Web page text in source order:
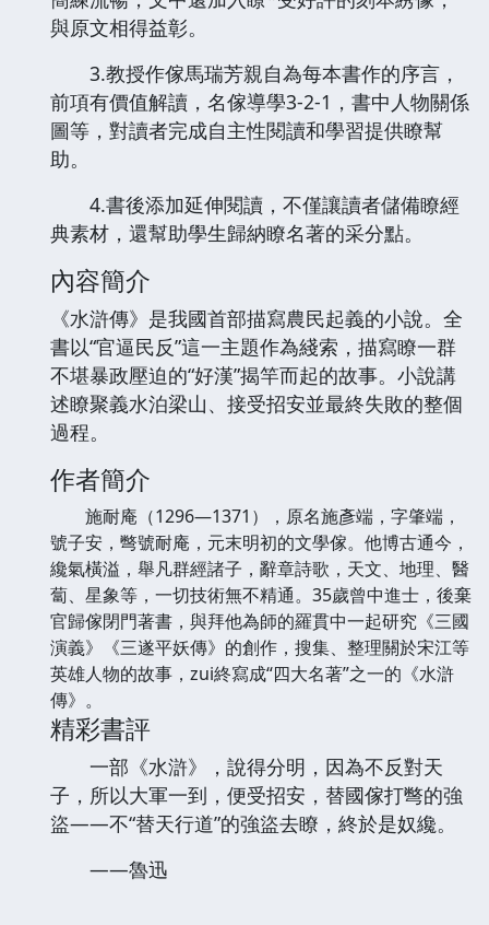
與原文相得益彰。
3.教授作傢馬瑞芳親自為每本書作的序言，
前項有價值解讀，名傢導學3-2-1，書中人物關係
圖等，對讀者完成自主性閱讀和學習提供瞭幫
助。
4.書後添加延伸閱讀，不僅讓讀者儲備瞭經
典素材，還幫助學生歸納瞭名著的采分點。
內容簡介
《水滸傳》是我國首部描寫農民起義的小說。全
書以“官逼民反”這一主題作為綫索，描寫瞭一群
不堪暴政壓迫的“好漢”揭竿而起的故事。小說講
述瞭聚義水泊梁山、接受招安並最終失敗的整個
過程。
作者簡介
施耐庵（1296—1371），原名施彥端，字肇端，
號子安，彆號耐庵，元末明初的文學傢。他博古通今，
纔氣橫溢，舉凡群經諸子，辭章詩歌，天文、地理、醫
蔔、星象等，一切技術無不精通。35歲曾中進士，後棄
官歸傢閉門著書，與拜他為師的羅貫中一起研究《三國
演義》《三遂平妖傳》的創作，搜集、整理關於宋江等
英雄人物的故事，zui終寫成“四大名著”之一的《水滸
傳》。
精彩書評
一部《水滸》，說得分明，因為不反對天
子，所以大軍一到，便受招安，替國傢打彆的強
盜——不“替天行道”的強盜去瞭，終於是奴纔。
——魯迅